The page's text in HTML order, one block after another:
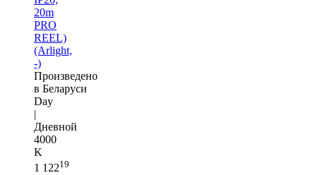
20m
PRO
REEL)
(Arlight,
-)
Произведено
в Беларуси
Day
|
Дневной
4000
K
1 12219